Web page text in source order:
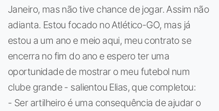
Janeiro, mas não tive chance de jogar. Assim não
adianta. Estou focado no Atlético-GO, mas já
estou a um ano e meio aqui, meu contrato se
encerra no fim do ano e espero ter uma
oportunidade de mostrar o meu futebol num
clube grande - salientou Elias, que completou:
- Ser artilheiro é uma consequência de ajudar o